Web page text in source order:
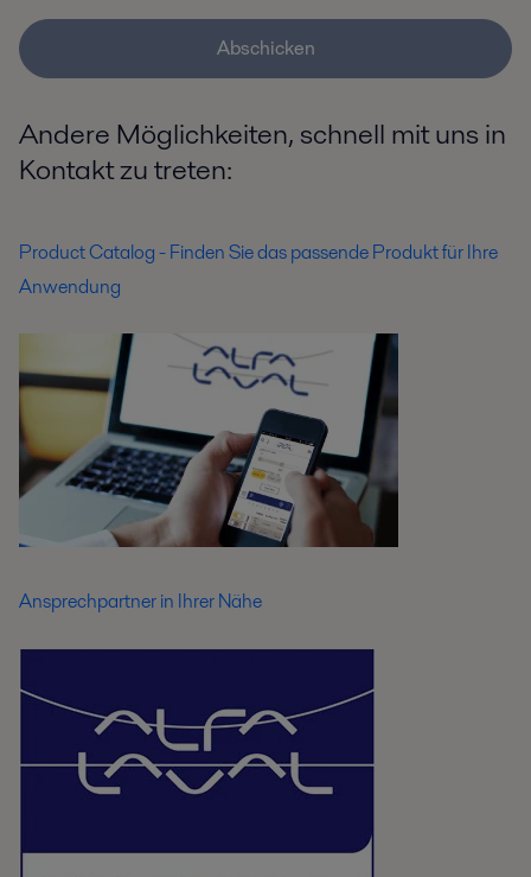
Abschicken
Andere Möglichkeiten, schnell mit uns in
Kontakt zu treten:
Product Catalog - Finden Sie das passende Produkt für Ihre
Anwendung
Ansprechpartner in Ihrer Nähe